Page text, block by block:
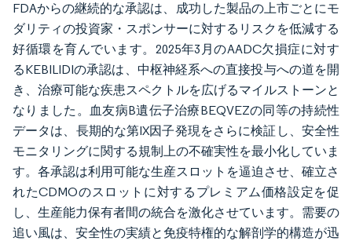
FDAからの継続的な承認は、成功した製品の上市ごとにモ
ダリティの投資家・スポンサーに対するリスクを低減する
好循環を育んでいます。2025年3月のAADC欠損症に対す
るKEBILIDIの承認は、中枢神経系への直接投与への道を開
き、治療可能な疾患スペクトルを広げるマイルストーンと
なりました。血友病B遺伝子治療BEQVEZの同等の持続性
データは、長期的な第IX因子発現をさらに検証し、安全性
モニタリングに関する規制上の不確実性を最小化していま
す。各承認は利用可能な生産スロットを逼迫させ、確立さ
れたCDMOのスロットに対するプレミアム価格設定を促
し、生産能力保有者間の統合を激化させています。需要の
追い風は、安全性の実績と免疫特権的な解剖学的構造が迅